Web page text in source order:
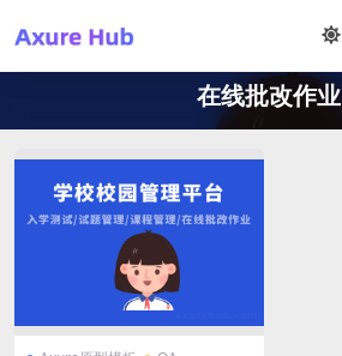
在线批改作业